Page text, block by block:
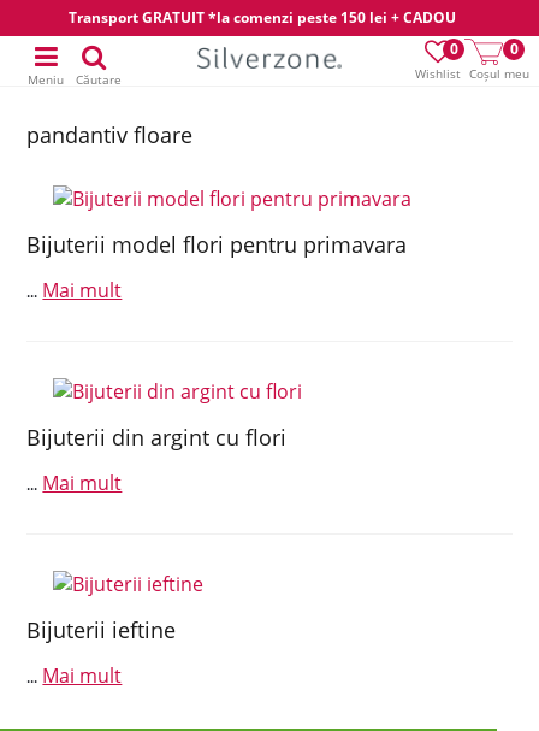
Transport GRATUIT *la comenzi peste 150 lei + CADOU
Wishlist
0
Coșul meu
0
Meniu Căutare
pandantiv floare
Bijuterii model flori pentru primavara
... Mai mult
Bijuterii din argint cu flori
... Mai mult
Bijuterii ieftine
... Mai mult